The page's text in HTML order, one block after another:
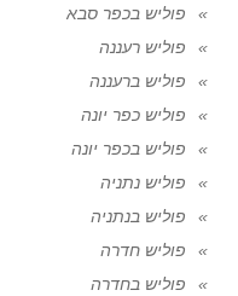
פוליש בכפר סבא
פוליש רעננה
פוליש ברעננה
פוליש כפר יונה
פוליש בכפר יונה
פוליש נתניה
פוליש בנתניה
פוליש חדרה
פוליש בחדרה